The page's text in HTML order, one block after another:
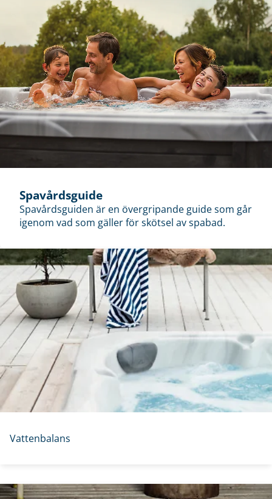
Spavårdsguide
Spavårdsguiden är en övergripande guide som går
igenom vad som gäller för skötsel av spabad.
Vattenbalans